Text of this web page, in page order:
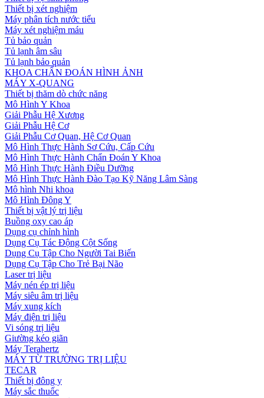
Thiết bị xét nghiệm
Máy phân tích nước tiểu
Máy xét nghiệm máu
Tủ bảo quản
Tủ lạnh âm sâu
Tủ lạnh bảo quản
KHOA CHẨN ĐOÁN HÌNH ẢNH
MÁY X-QUANG
Thiết bị thăm dò chức năng
Mô Hình Y Khoa
Giải Phẫu Hệ Xương
Giải Phẫu Hệ Cơ
Giải Phẫu Cơ Quan, Hệ Cơ Quan
Mô Hình Thực Hành Sơ Cứu, Cấp Cứu
Mô Hình Thực Hành Chẩn Đoán Y Khoa
Mô Hình Thực Hành Điều Dưỡng
Mô Hình Thực Hành Đào Tạo Kỹ Năng Lâm Sàng
Mô hình Nhi khoa
Mô Hình Đông Y
Thiết bị vật lý trị liệu
Buồng oxy cao áp
Dụng cụ chỉnh hình
Dụng Cụ Tác Động Cột Sống
Dụng Cụ Tập Cho Người Tai Biến
Dụng Cụ Tập Cho Trẻ Bại Não
Laser trị liệu
Máy nén ép trị liệu
Máy siêu âm trị liệu
Máy xung kích
Máy điện trị liệu
Vi sóng trị liệu
Giường kéo giãn
Máy Terahertz
MÁY TỪ TRƯỜNG TRỊ LIỆU
TECAR
Thiết bị đông y
Máy sắc thuốc